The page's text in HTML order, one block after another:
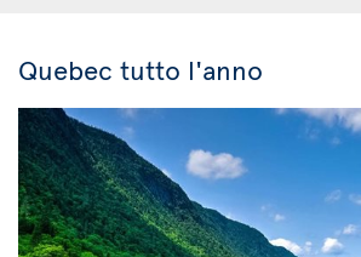
Quebec tutto l'anno